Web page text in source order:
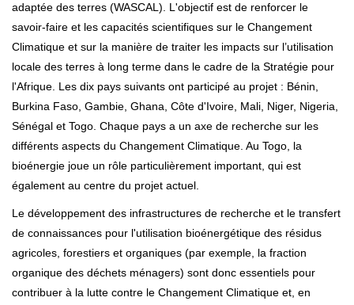
adaptée des terres (WASCAL). L'objectif est de renforcer le
savoir-faire et les capacités scientifiques sur le Changement
Climatique et sur la manière de traiter les impacts sur l’utilisation
locale des terres à long terme dans le cadre de la Stratégie pour
l'Afrique. Les dix pays suivants ont participé au projet : Bénin,
Burkina Faso, Gambie, Ghana, Côte d'Ivoire, Mali, Niger, Nigeria,
Sénégal et Togo. Chaque pays a un axe de recherche sur les
différents aspects du Changement Climatique. Au Togo, la
bioénergie joue un rôle particulièrement important, qui est
également au centre du projet actuel.
Le développement des infrastructures de recherche et le transfert
de connaissances pour l'utilisation bioénergétique des résidus
agricoles, forestiers et organiques (par exemple, la fraction
organique des déchets ménagers) sont donc essentiels pour
contribuer à la lutte contre le Changement Climatique et, en